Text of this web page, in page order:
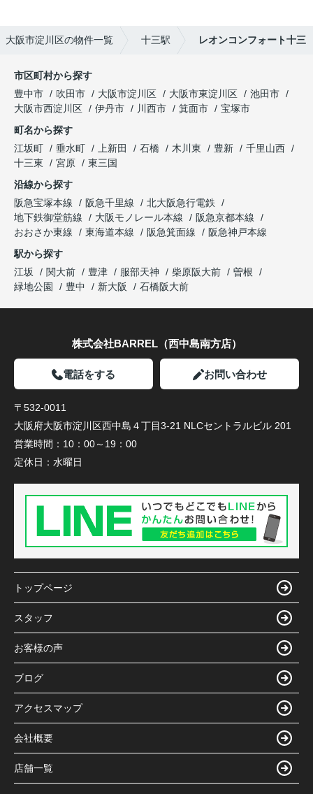
大阪市淀川区の物件一覧 十三駅 レオンコンフォート十三
市区町村から探す
豊中市
吹田市 大阪市淀川区 大阪市東淀川区
池田市
大阪市西淀川区
伊丹市 川西市 箕面市
宝塚市
町名から探す
江坂町
垂水町 上新田 石橋 木川東 豊新
千里山西
十三東
宮原
東三国
沿線から探す
阪急宝塚本線
阪急千里線
北大阪急行電鉄
地下鉄御堂筋線
大阪モノレール本線
阪急京都本線
おおさか東線
東海道本線 阪急箕面線
阪急神戸本線
駅から探す
江坂
関大前 豊津 服部天神 柴原阪大前
曽根
緑地公園
豊中 新大阪 石橋阪大前
株式会社BARREL（西中島南方店）
電話をする お問い合わせ
〒532-0011
大阪府大阪市淀川区西中島４丁目3-21 NLCセントラルビル 201
営業時間： 10：00～19：00
定休日： 水曜日
トップページ
スタッフ
お客様の声
ブログ
アクセスマップ
会社概要
店舗一覧